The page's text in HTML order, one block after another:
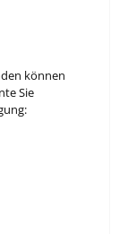
können
Sie